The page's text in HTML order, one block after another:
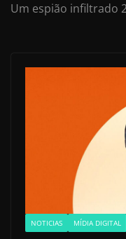
Um espião infiltrado
NOTICIAS MÍDIA DIGITAL